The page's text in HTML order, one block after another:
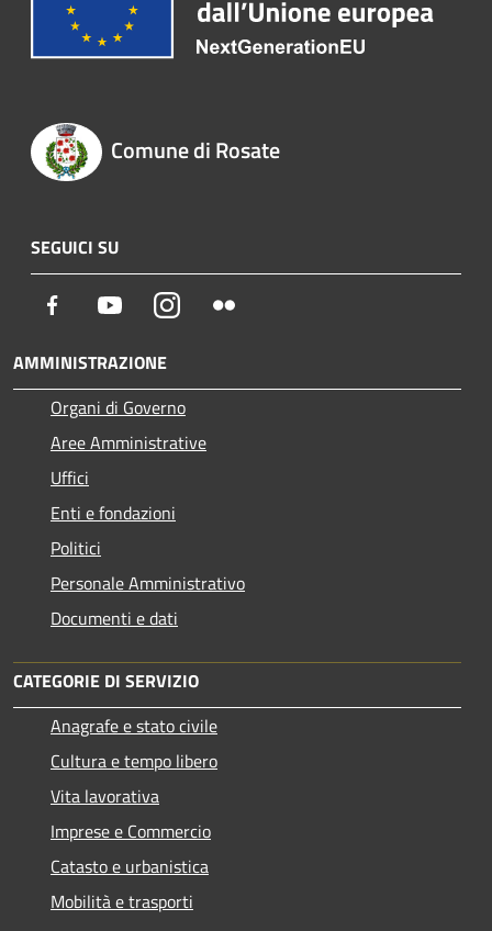
Comune di Rosate
SEGUICI SU
Facebook YoutubeInstagram
AMMINISTRAZIONE
Organi di Governo
Aree Amministrative
Uffici
Enti e fondazioni
Politici
Personale Amministrativo
Documenti e dati
CATEGORIE DI SERVIZIO
Anagrafe e stato civile
Cultura e tempo libero
Vita lavorativa
Imprese e Commercio
Catasto e urbanistica
Mobilità e trasporti